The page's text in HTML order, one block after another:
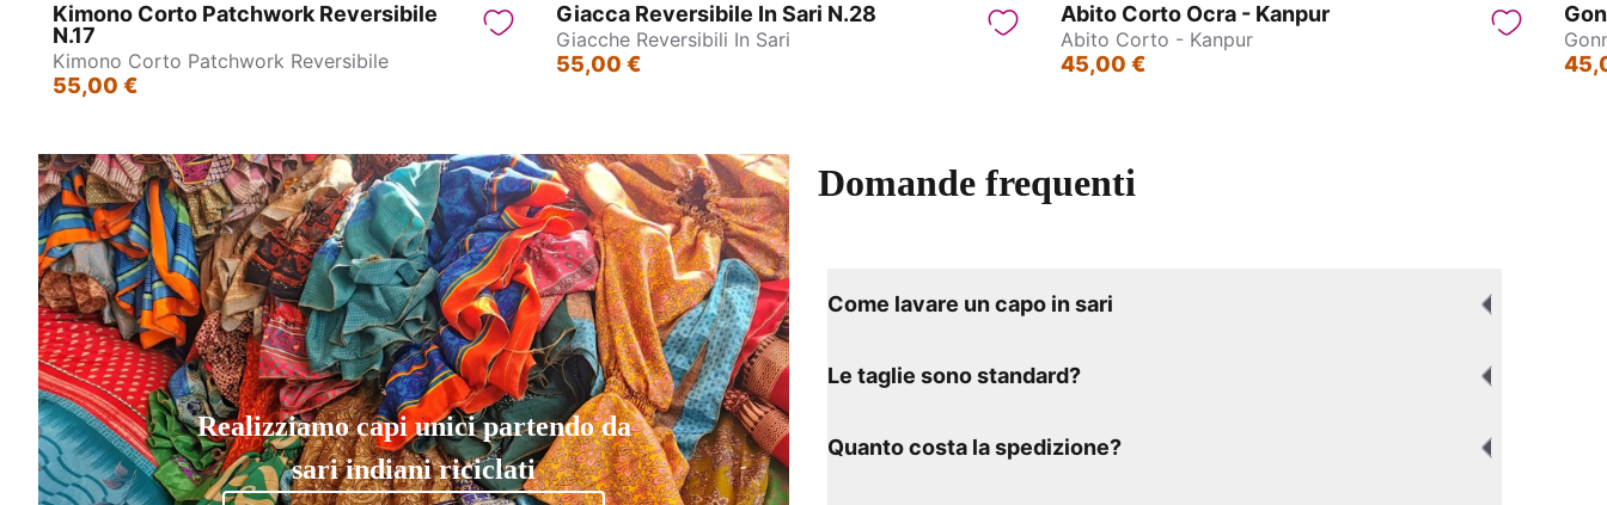
Kimono Corto Patchwork Reversibile
N.17
Kimono Corto Patchwork Reversibile
55,00 €
Giacca Reversibile In Sari N.28
Giacche Reversibili In Sari
55,00 €
Abito Corto Ocra - Kanpur
Abito Corto - Kanpur
45,00 €
Realizziamo capi unici partendo da
sari indiani riciclati
Domande frequenti
Come lavare un capo in sari
Le taglie sono standard?
Quanto costa la spedizione?